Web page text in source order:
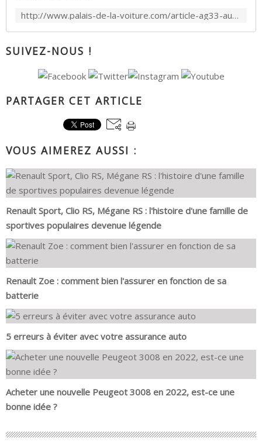
http://www.palais-de-la-voiture.com/article-ag33-audi-tt-rs-8j-coupe-118208180.html
SUIVEZ-NOUS !
PARTAGER CET ARTICLE
VOUS AIMEREZ AUSSI :
Renault Sport, Clio RS, Mégane RS : l'histoire d'une famille de
sportives populaires devenue légende
Renault Zoe : comment bien l'assurer en fonction de sa
batterie
5 erreurs à éviter avec votre assurance auto
Acheter une nouvelle Peugeot 3008 en 2022, est-ce une
bonne idée ?